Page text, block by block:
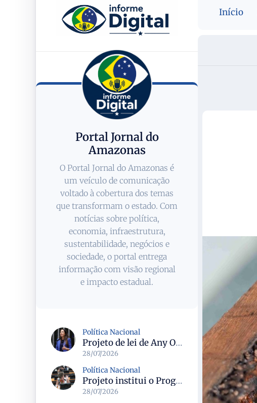
Portal Jornal do
Amazonas
O Portal Jornal do Amazonas é
um veículo de comunicação
voltado à cobertura dos temas
que transformam o estado. Com
notícias sobre política,
economia, infraestrutura,
sustentabilidade, negócios e
sociedade, o portal entrega
informação com visão regional
e impacto estadual.
Política Nacional
Projeto de lei de Any Ortiz retira obrigação de ajuste escolar para a Copa do Mundo Feminina 2027
28/07/2026
Política Nacional
Projeto institui o Programa Nacional de Apoio ao Aleitamento Humano em Emergências (Prame) na Câmara dos Deputados
28/07/2026
Início